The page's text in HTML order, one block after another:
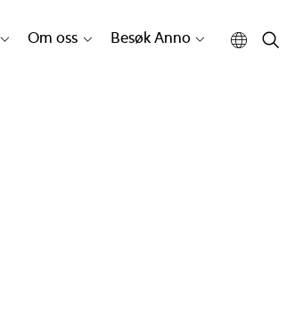
Om oss Besøk Anno